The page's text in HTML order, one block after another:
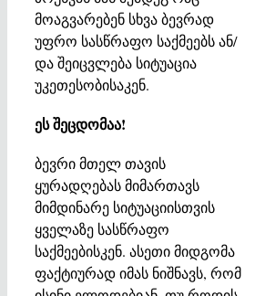
მოაგვარებენ სხვა ბევრად
უფრო სასწრაფო საქმეებს ან/
და შეიცვლება სიტუაცია
უკეთესობისაკენ.
ეს შეცდომაა!
ბევრი მთელ თავის
ყურადღებას მიმართავს
მიმდინარე სიტუაციისთვის
ყველაზე სასწრაფო
საქმეებისკენ. ასეთი მიდგომა
ფაქტიურად იმას ნიშნავს, რომ